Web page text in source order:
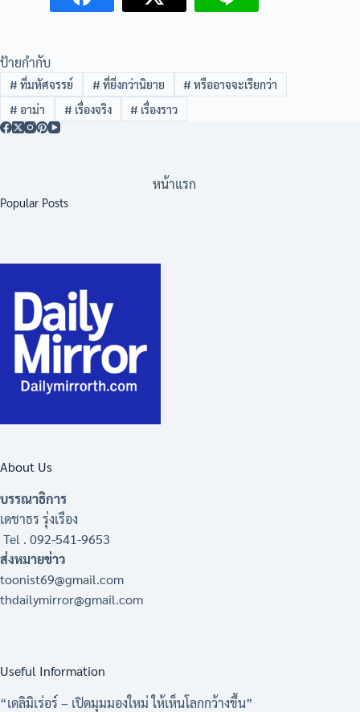
ป้ายกำกับ
# ที่มหัศจรรย์ # ที่ยิ่งกว่านิยาย # หรืออาจจะเรียกว่า
# อาม่า # เรื่องจริง # เรื่องราว
หน้าแรก
Popular Posts
About Us
บรรณาธิการ
เดชาธร รุ่งเรือง
Tel . 092-541-9653
ส่งหมายข่าว
toonist69@gmail.com
thdailymirror@gmail.com
Useful Information
“เดลิมิเร่อร์ – เปิดมุมมองใหม่ ให้เห็นโลกกว้างขึ้น”